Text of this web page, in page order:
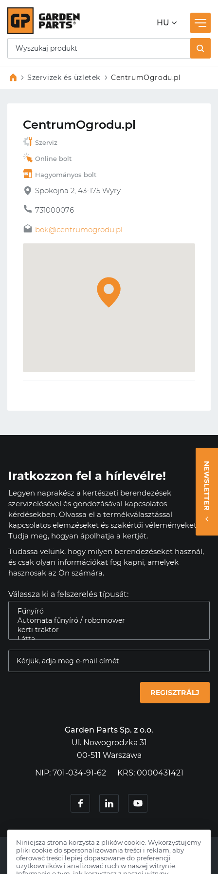
HU
Szervizek és üzletek CentrumOgrodu.pl
CentrumOgrodu.pl
Szerviz
Online bolt
Hagyományos bolt
Spokojna 2, 43-175 Wyry
731000076
bok@centrumogrodu.pl
NEWSLETTER
Iratkozzon fel a hírlevélre!
Legyen naprakész a kertészeti berendezések
szervizelésével és gondozásával kapcsolatos
kérdésekben. Olvassa el a termékválasztással
kapcsolatos elemzéseket és szakértői véleményeket.
Tudja meg, hogyan ápolhatja a kertjét.
Tudassa velünk, hogy milyen berendezéseket használ,
és csak olyan információkat fog kapni, amelyek
hasznosak az Ön számára.
Válassza ki a felszerelés típusát:
REGISZTRÁLJ
Garden Parts Sp. z o.o.
Ul. Nowogrodzka 31
00-511 Warszawa
NIP: 701-034-91-62
KRS: 0000431421
Niniejsza strona korzysta z plików cookie. Wykorzystujemy
pliki cookie do spersonalizowania treści i reklam, aby
oferować treści lepiej dopasowane do preferencji
użytkowników i analizować ruch w naszej witrynie.